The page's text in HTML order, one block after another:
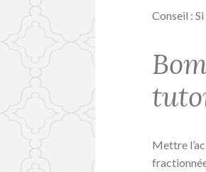
Conseil :
Mettre